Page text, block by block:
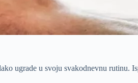
ugrade u svoju svakodnevnu rutinu.